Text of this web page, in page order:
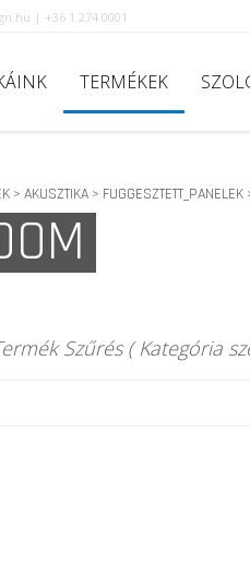
| +36 1 274 0001
TERMÉKEK
> AKUSZTIKA > FUGGESZTETT_PANELEK
Szűrés ( Kategória